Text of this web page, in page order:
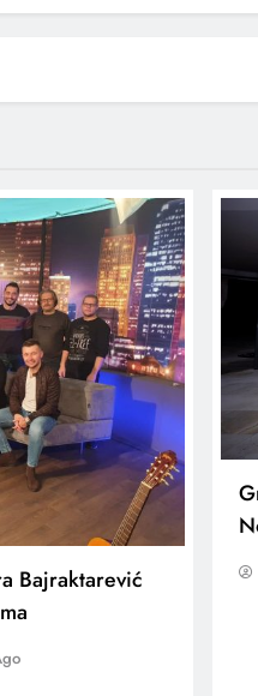
Bajraktarević